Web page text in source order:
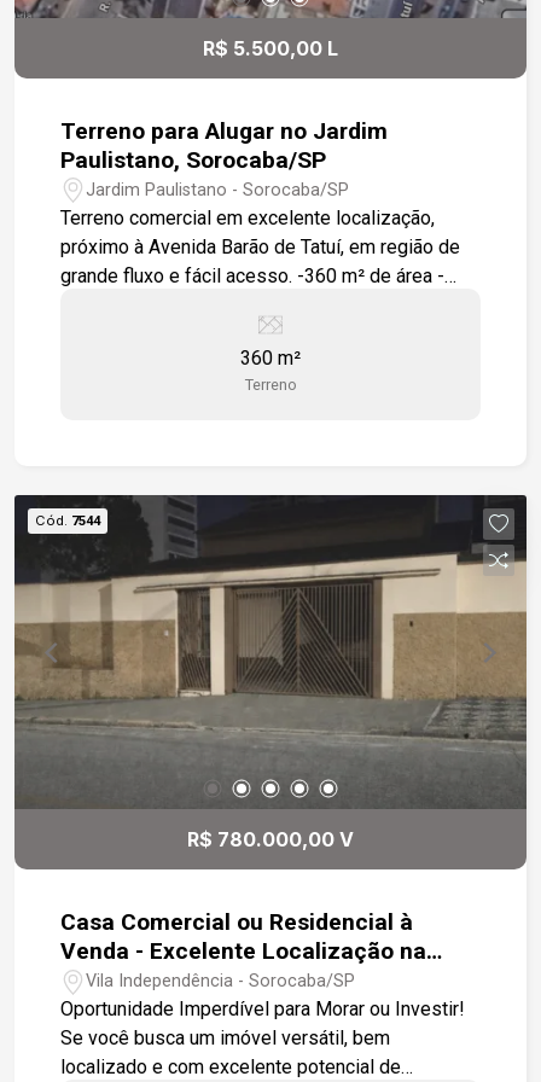
R$ 5.500,00 L
Terreno para Alugar no Jardim
Paulistano, Sorocaba/SP
Jardim Paulistano - Sorocaba/SP
Terreno comercial em excelente localização,
próximo à Avenida Barão de Tatuí, em região de
grande fluxo e fácil acesso. -360 m² de área -
Avenida Barão de Tatuí -A 9 minutos do Shopping
360 m²
Terreno
Cód. 7544
R$ 780.000,00 V
Casa Comercial ou Residencial à
Venda - Excelente Localização na
Zona Leste, próximo ao Colégio
Salesiano.
Vila Independência - Sorocaba/SP
Oportunidade Imperdível para Morar ou Investir!
Se você busca um imóvel versátil, bem
localizado e com excelente potencial de